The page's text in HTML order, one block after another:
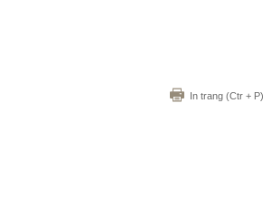
In trang (Ctr + P)